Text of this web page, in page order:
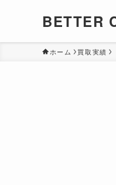
BETTER
ホーム 買取実績